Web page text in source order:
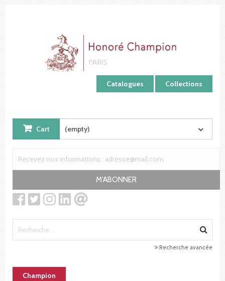
Catalogues Collections
Cart (empty)
M'ABONNER
Recherche avancée
Champion